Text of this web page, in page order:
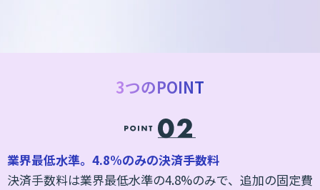
3つのPOINT
業界最低水準。4.8%のみの決済手数料
決済手数料は業界最低水準の4.8%のみで、追加の固定費